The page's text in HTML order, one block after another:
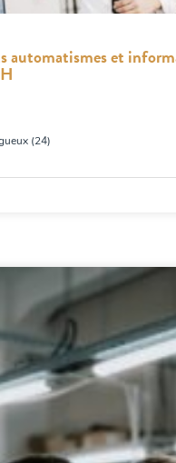
automatismes et
(24)